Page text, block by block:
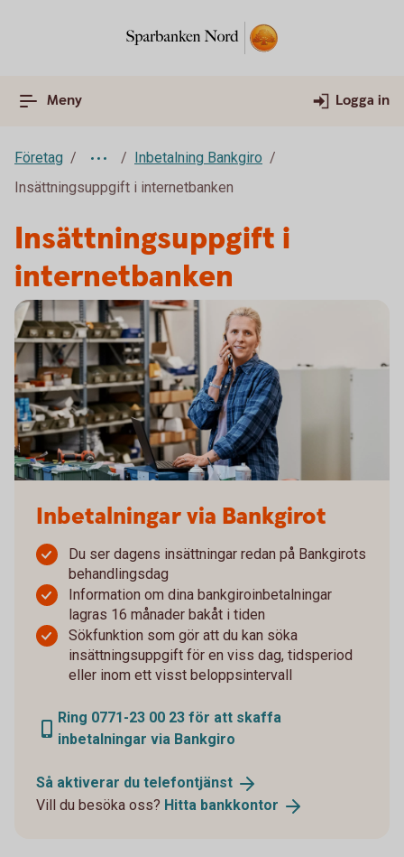
Meny Logga in
Företag
Inbetalning Bankgiro
Insättningsuppgift i internetbanken
Insättningsuppgift i
internetbanken
Inbetalningar via Bankgirot
Du ser dagens insättningar redan på Bankgirots
behandlingsdag
Information om dina bankgiroinbetalningar
lagras 16 månader bakåt i tiden
Sökfunktion som gör att du kan söka
insättningsuppgift för en viss dag, tidsperiod
eller inom ett visst beloppsintervall
Ring 0771-23 00 23 för att skaffa
inbetalningar via Bankgiro
Så aktiverar du telefontjänst
Vill du besöka oss? Hitta bankkontor